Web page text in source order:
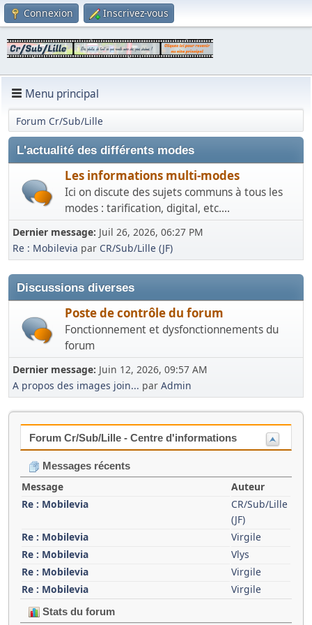
Connexion Inscrivez-vous
Menu principal
Forum Cr/Sub/Lille
L'actualité des différents modes
Les informations multi-modes
Ici on discute des sujets communs à tous les
modes : tarification, digital, etc....
Dernier message: Juil 26, 2026, 06:27 PM
Re : Mobilevia par CR/Sub/Lille (JF)
Discussions diverses
Poste de contrôle du forum
Fonctionnement et dysfonctionnements du
forum
Dernier message: Juin 12, 2026, 09:57 AM
A propos des images join... par Admin
Forum Cr/Sub/Lille - Centre d'informations
Messages récents
Message
Auteur
Re : Mobilevia
CR/Sub/Lille
(JF)
Re : Mobilevia
Virgile
Re : Mobilevia
Vlys
Re : Mobilevia
Virgile
Re : Mobilevia
Virgile
Stats du forum